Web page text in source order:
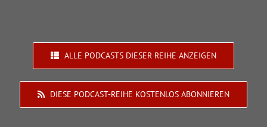
ALLE PODCASTS DIESER REIHE ANZEIGEN
DIESE PODCAST-REIHE KOSTENLOS ABONNIEREN